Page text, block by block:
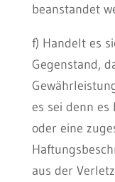
beanstandet
f) Handelt es
Gegenstand,
es sei denn es
oder eine
aus der